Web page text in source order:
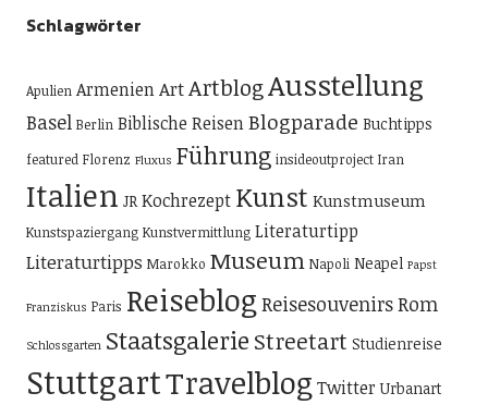
Schlagwörter
Apulien ArmenienArtArtblogAusstellung
Basel Berlin Biblische ReisenBlogparade Buchtipps
featured Florenz Fluxus Führung insideoutproject Iran
Italien JR Kochrezept Kunst Kunstmuseum
Kunstspaziergang Kunstvermittlung Literaturtipp
Literaturtipps Marokko Museum Napoli Neapel Papst
Franziskus Paris Reiseblog ReisesouvenirsRom
Schlossgarten Staatsgalerie Streetart Studienreise
StuttgartTravelblog Twitter Urbanart